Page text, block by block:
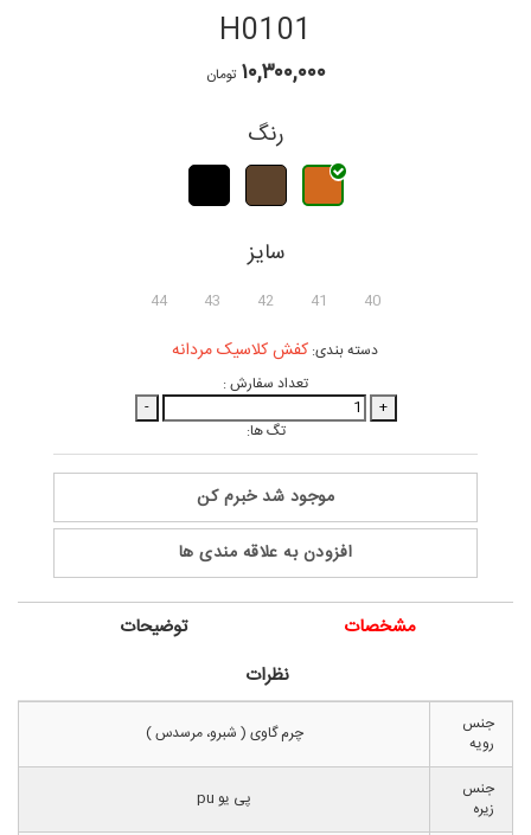
H0101
۱۰,۳۰۰,۰۰۰ تومان
رنگ
سایز
40
41
42
43
44
دسته بندی:کفش کلاسیک مردانه
تعداد سفارش :
+
-
تگ ها:
موجود شد خبرم کن
افزودن به علاقه مندی ها
مشخصات
توضیحات
نظرات
جنس
رویه
چرم گاوی ( شبرو، مرسدس )
جنس
زیره
پی یو pu